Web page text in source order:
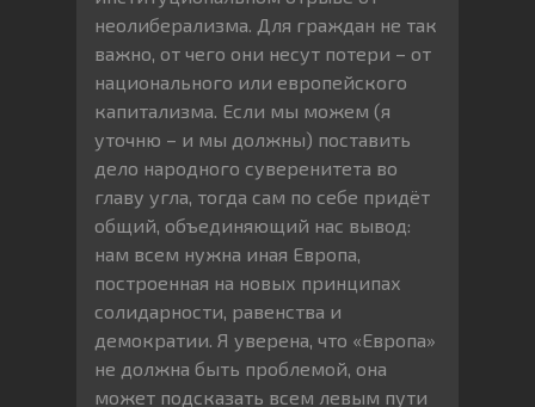
неолиберализма. Для граждан не так
важно, от чего они несут потери – от
национального или европейского
капитализма. Если мы можем (я
уточню – и мы должны) поставить
дело народного суверенитета во
главу угла, тогда сам по себе придёт
общий, объединяющий нас вывод:
нам всем нужна иная Европа,
построенная на новых принципах
солидарности, равенства и
демократии. Я уверена, что «Европа»
не должна быть проблемой, она
может подсказать всем левым пути